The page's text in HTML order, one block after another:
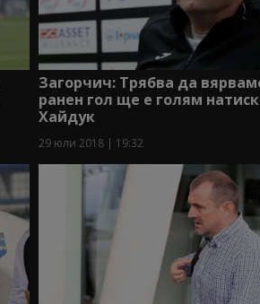
Загорчич: Трябва да
ранен гол ще е голям
Хайдук
29 юли 2018 | 19:32